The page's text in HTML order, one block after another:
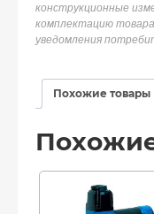
конструкционные
комплектацию
уведомления
Похожие товары